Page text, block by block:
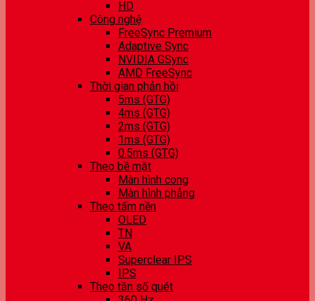
HD
Công nghệ
FreeSync Premium
Adaptive Sync
NVIDIA GSync
AMD FreeSync
Thời gian phản hồi
5ms (GTG)
4ms (GTG)
2ms (GTG)
1ms (GTG)
0.5ms (GTG)
Theo bề mặt
Màn hình cong
Màn hình phẳng
Theo tấm nền
OLED
TN
VA
Superclear IPS
IPS
Theo tần số quét